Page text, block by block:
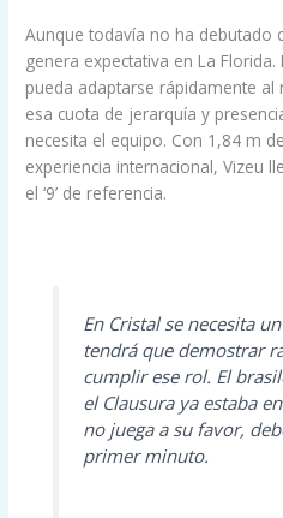
Aunque todavía no ha debutado
genera expectativa en La
pueda adaptarse rápidamente
esa cuota de jerarquía y
necesita el equipo. Con 1,84 m
experiencia internacional, Vizeu
el ‘9’ de referencia.
En Cristal se necesita
tendrá que demostrar
cumplir ese rol. El
el Clausura ya estaba
no juega a su favor,
primer minuto.